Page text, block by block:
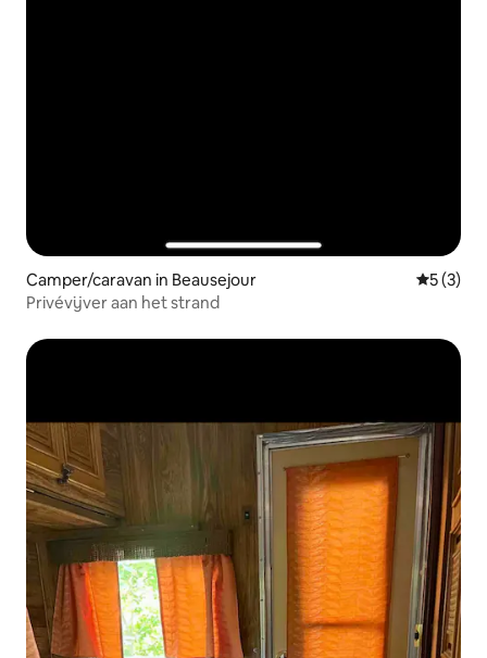
Camper/caravan in Beausejour
5 (3)
Privévijver aan het strand